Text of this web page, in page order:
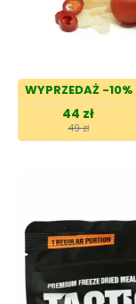
WYPRZEDAŻ -10%
44 zł
49 zł